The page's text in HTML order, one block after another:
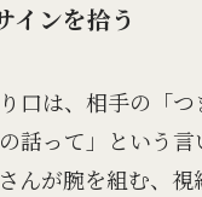
インを拾う
口は、相手の「
話って」という
んが腕を組む、視